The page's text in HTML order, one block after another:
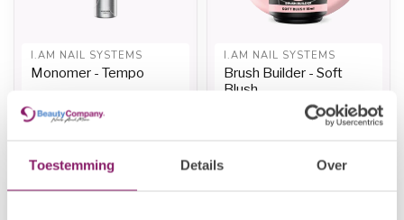
Toestemming Details Over
I.AM NAIL SYSTEMS
Monomer - Tempo
€12,04 €9,63
I.AM NAIL SYSTEMS
Brush Builder - Soft
Blush
€14,47